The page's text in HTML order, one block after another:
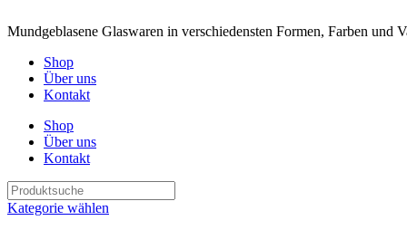
Mundgeblasene Glaswaren in verschiedensten Formen, Farben und
Shop
Über uns
Kontakt
Shop
Über uns
Kontakt
Kategorie wählen